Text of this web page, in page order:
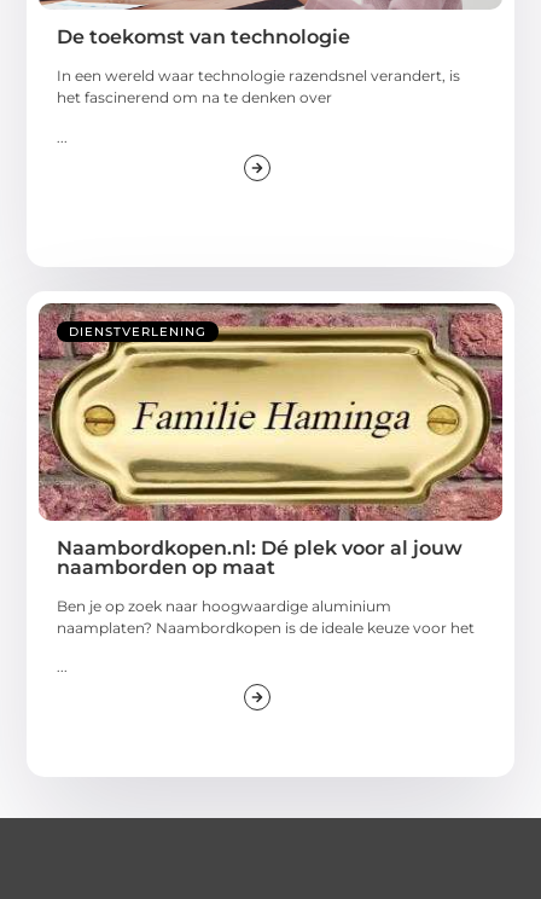
De toekomst van technologie
In een wereld waar technologie razendsnel verandert, is
het fascinerend om na te denken over
DIENSTVERLENING
Naambordkopen.nl: Dé plek voor al jouw
naamborden op maat
Ben je op zoek naar hoogwaardige aluminium
naamplaten? Naambordkopen is de ideale keuze voor het
...